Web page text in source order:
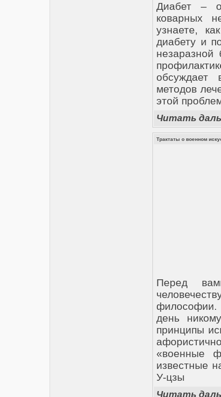
Диабет –
коварных
узнаете,
диабету и
незаразной
обсуждает
методов
этой
Читать
Трактаты о военном
Перед
философии.
день
принципы
«военные
известные
У-цзы
Читать